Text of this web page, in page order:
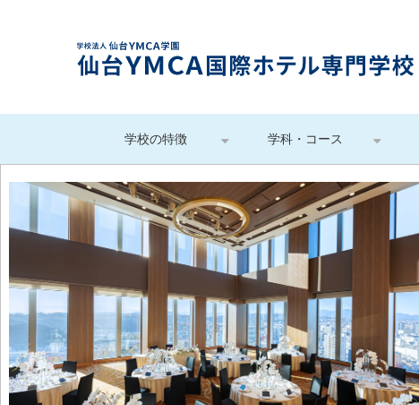
学校の特徴 学科・コース